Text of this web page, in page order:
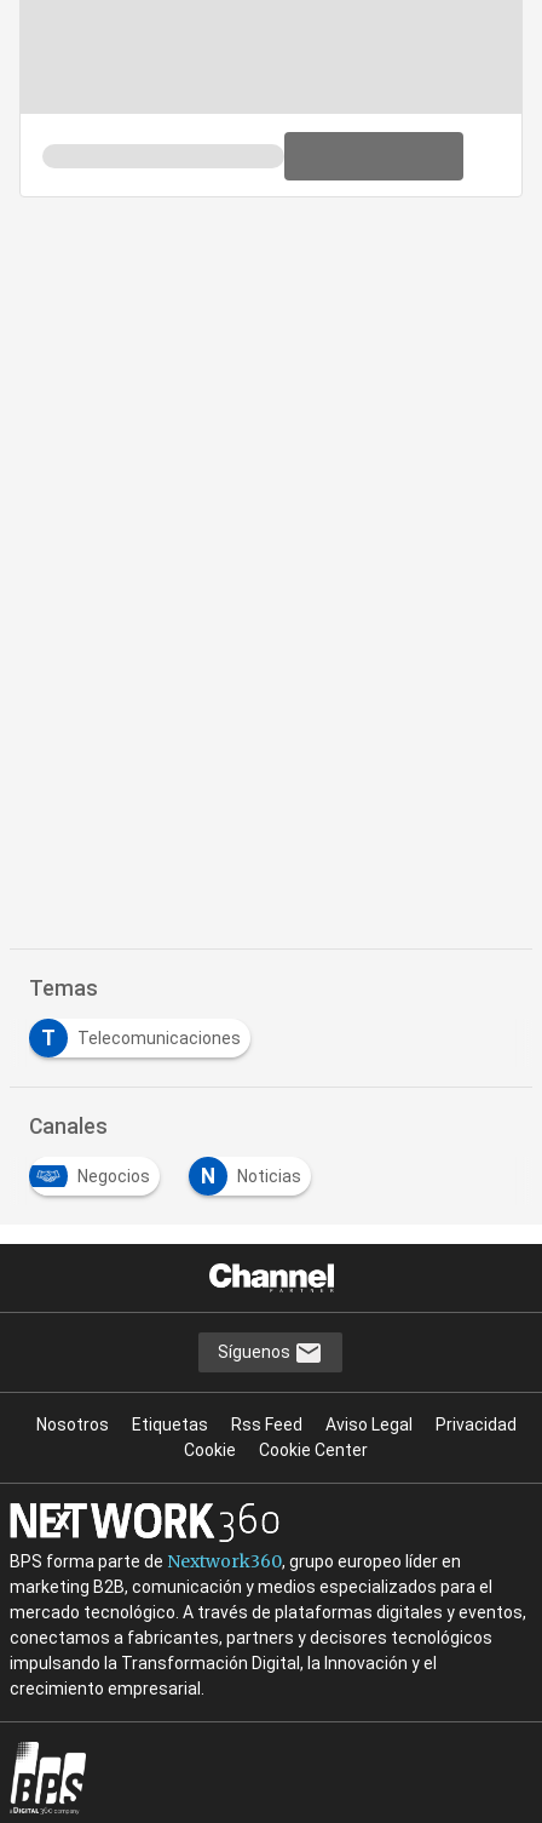
Temas
T Telecomunicaciones
Canales
Negocios N Noticias
Síguenos
Nosotros Etiquetas Rss Feed Aviso Legal
Privacidad
Cookie
Cookie Center
BPS forma parte de Nextwork360, grupo europeo líder en
marketing B2B, comunicación y medios especializados para el
mercado tecnológico. A través de plataformas digitales y eventos,
conectamos a fabricantes, partners y decisores tecnológicos
impulsando la Transformación Digital, la Innovación y el
crecimiento empresarial.